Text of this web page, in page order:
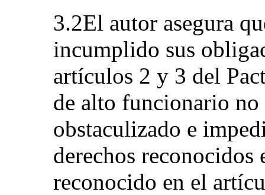
3.2El autor asegura
incumplido sus
artículos 2 y 3 del
de alto funcionario
obstaculizado e
derechos reconocidos
reconocido en el